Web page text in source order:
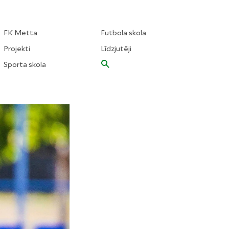
FK Metta
Projekti
Sporta skola
Futbola skola
Līdzjutēji